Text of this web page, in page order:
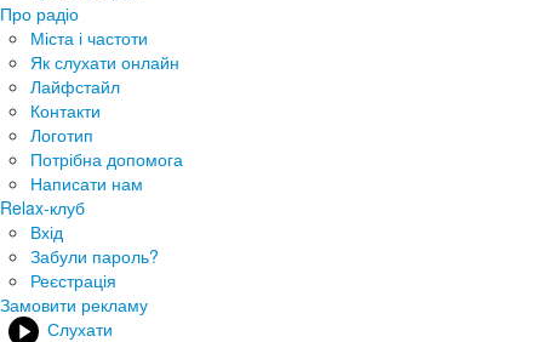
Про радіо
Міста і частоти
Як слухати онлайн
Лайфстайл
Контакти
Логотип
Потрібна допомога
Написати нам
Relax-клуб
Вхід
Забули пароль?
Реєстрація
Замовити рекламу
Слухати